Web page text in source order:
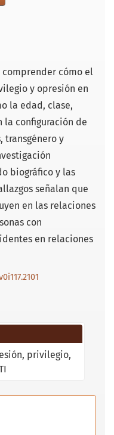
privilegio
cómo el
y opresión en
la edad, clase,
la configuración de
transgénero y
biográfico y las
señalan que
en las relaciones
con
en relaciones